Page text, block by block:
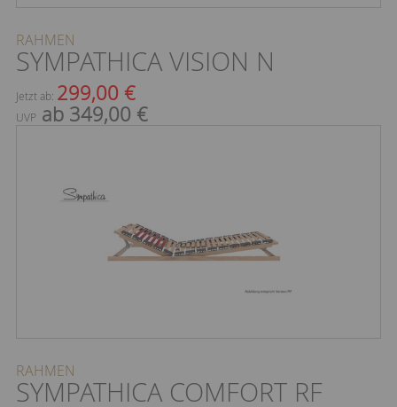
RAHMEN
SYMPATHICA VISION N
Jetzt ab: 299,00 €
UVP ab 349,00 €
RAHMEN
SYMPATHICA COMFORT RF